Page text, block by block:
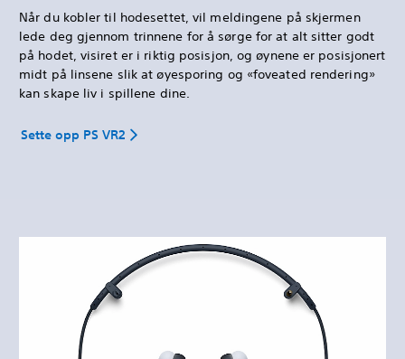
Når du kobler til hodesettet, vil meldingene på skjermen
lede deg gjennom trinnene for å sørge for at alt sitter godt
på hodet, visiret er i riktig posisjon, og øynene er posisjonert
midt på linsene slik at øyesporing og «foveated rendering»
kan skape liv i spillene dine.
Sette opp PS VR2